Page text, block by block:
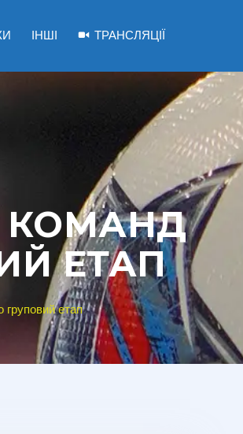
ІНШІ ТРАНСЛЯЦІЇ
КОМАНД
ЕТАП
груповий етап